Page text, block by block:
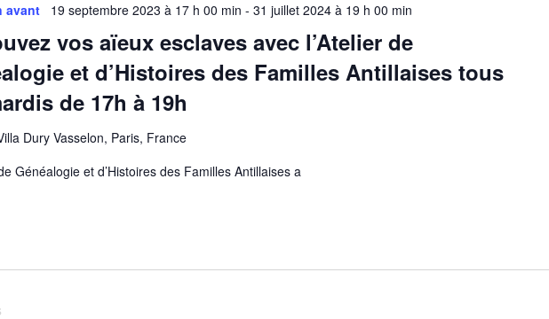
vos aïeux esclaves avec l’Atelier de
et d’Histoires des Familles Antillaises tous
de 17h à 19h
avant 19 septembre 2023 à 17 h 00 min - 31 juillet 2024 à 19 h 00 min
Dury Vasselon, Paris, France
Généalogie et d’Histoires des Familles Antillaises a